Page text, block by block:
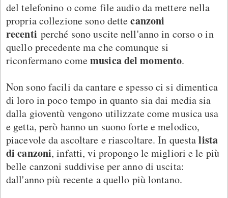
del telefonino o come file audio da mettere nella
propria collezione sono dettecanzoni
recenti perché sono uscite nell'anno in corso o in
quello precedente ma che comunque si
riconfermano comemusica del momento.
Non sono facili da cantare e spesso ci si dimentica
di loro in poco tempo in quanto sia dai media sia
dalla gioventù vengono utilizzate come musica usa
e getta, però hanno un suono forte e melodico,
piacevole da ascoltare e riascoltare. In questalista
di canzoni, infatti, vi propongo le migliori e le più
belle canzoni suddivise per anno di uscita:
dall'anno più recente a quello più lontano.